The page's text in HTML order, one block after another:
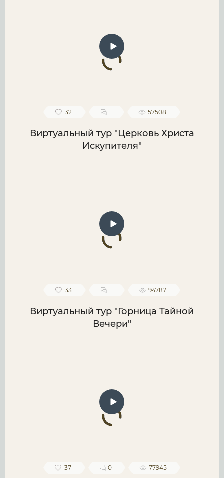
32 1 57508
Виртуальный тур "Церковь Христа
Искупителя"
33 1 94787
Виртуальный тур "Горница Тайной
Вечери"
37 0 77945